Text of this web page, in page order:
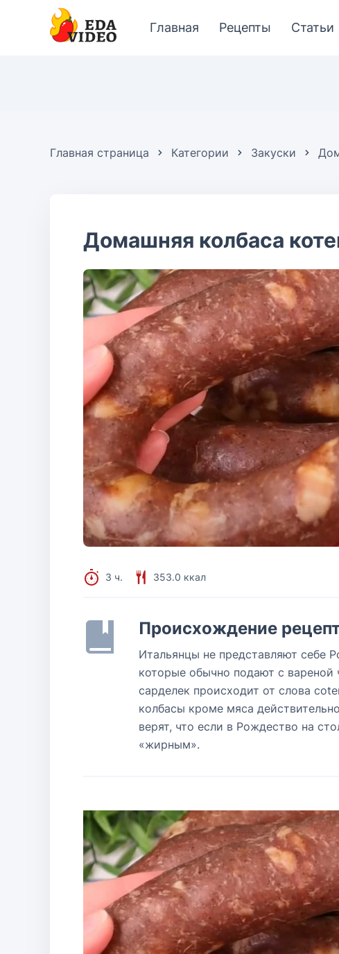
Главная Рецепты Статьи
Главная страница Категории Закуски
Домашняя колбаса
3 ч. 353.0 ккал
Происхождение
Итальянцы не представляют себе
которые обычно подают с вареной
сарделек происходит от слова
колбасы кроме мяса
верят, что если в Рождество на
«жирным».